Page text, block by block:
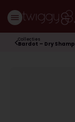
Collecties
Bardot – Dry